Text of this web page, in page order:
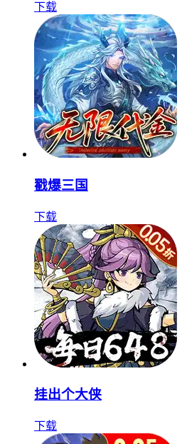
下载
戳爆三国
下载
挂出个大侠
下载